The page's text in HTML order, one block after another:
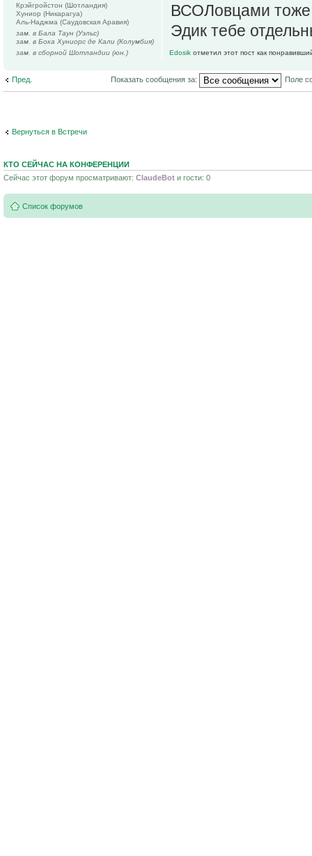
ВСОЛовцами тоже
Эдик тебе
Edosik отметил этот пост как
Крэйгройстон (Шотландия)
Хуниор (Никарагуа)
Аль-Наджма (Саудовская Аравия)
зам. в Бала Таун (Уэльс)
зам. в Бока Хуниорс де Кали (Колумбия)
зам. в сборной Шотландии (юн.)
Пред. Показать сообщения за: Поле
Вернуться в Встречи
КТО СЕЙЧАС НА КОНФЕРЕНЦИИ
Сейчас этот форум просматривают: ClaudeBot и гости: 0
Список форумов